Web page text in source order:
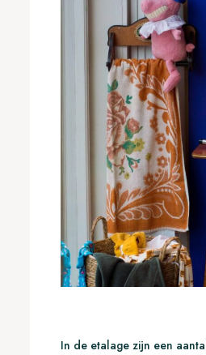
In de etalage zijn een